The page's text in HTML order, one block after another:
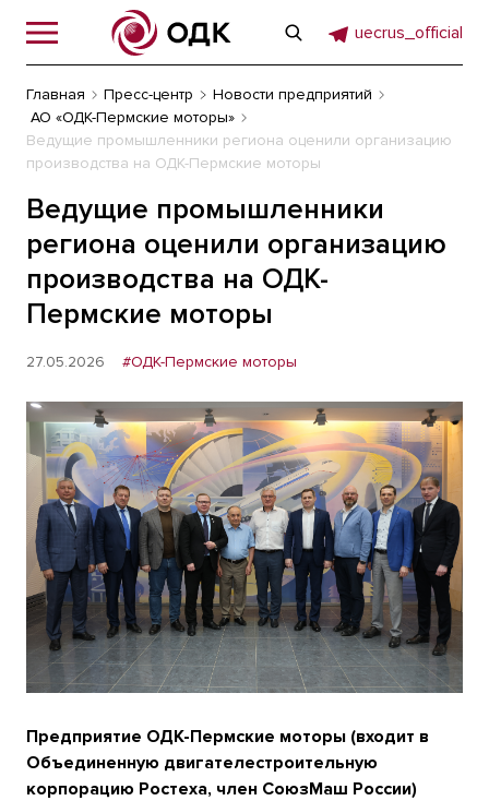
uecrus_official
Главная Пресс-центр
Новости предприятий
АО «ОДК-Пермские моторы»
Ведущие промышленники региона оценили организацию
производства на ОДК-Пермские моторы
Ведущие промышленники
региона оценили организацию
производства на ОДК-
Пермские моторы
27.05.2026 #ОДК-Пермские моторы
Предприятие ОДК-Пермские моторы (входит в
Объединенную двигателестроительную
корпорацию Ростеха, член СоюзМаш России)